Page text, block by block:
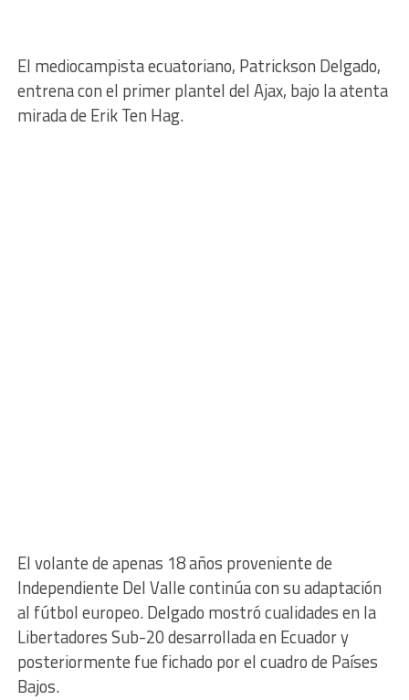
El mediocampista ecuatoriano, Patrickson Delgado,
entrena con el primer plantel del Ajax, bajo la atenta
mirada de Erik Ten Hag.
El volante de apenas 18 años proveniente de
Independiente Del Valle continúa con su adaptación
al fútbol europeo. Delgado mostró cualidades en la
Libertadores Sub-20 desarrollada en Ecuador y
posteriormente fue fichado por el cuadro de Países
Bajos.